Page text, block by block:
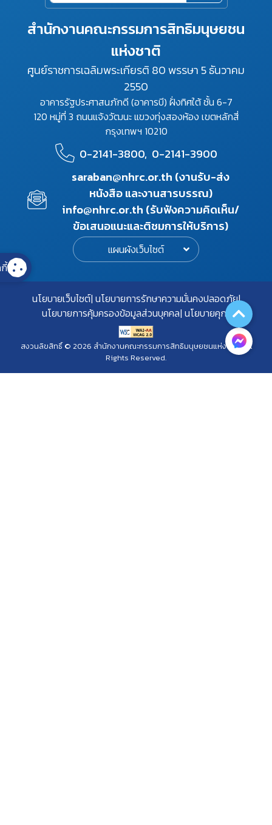
สำนักงานคณะกรรมการสิทธิมนุษยชน
แห่งชาติ
ศูนย์ราชการเฉลิมพระเกียรติ 80 พรรษา 5 ธันวาคม
2550
อาคารรัฐประศาสนภักดี (อาคารบี) ฝั่งทิศใต้ ชั้น 6-7
120 หมู่ที่ 3 ถนนแจ้งวัฒนะ แขวงทุ่งสองห้อง เขตหลักสี่
กรุงเทพฯ 10210
0-2141-3800, 0-2141-3900
saraban@nhrc.or.th (งานรับ-ส่ง
หนังสือ และงานสารบรรณ)
info@nhrc.or.th (รับฟังความคิดเห็น/
ข้อเสนอแนะและติชมการให้บริการ)
แผนผังเว็บไซต์
นโยบายเว็บไซต์ นโยบายการรักษาความมั่นคงปลอดภัย
นโยบายการคุ้มครองข้อมูลส่วนบุคคล นโยบายคุกกี้
สงวนลิขสิทธิ์ © 2026 สำนักงานคณะกรรมการสิทธิมนุษยชนแห่งชาติ. All
Rights Reserved.